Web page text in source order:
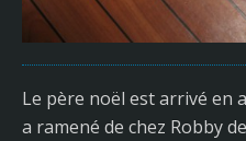
Le père noël est arrivé en
a ramené de chez Robby